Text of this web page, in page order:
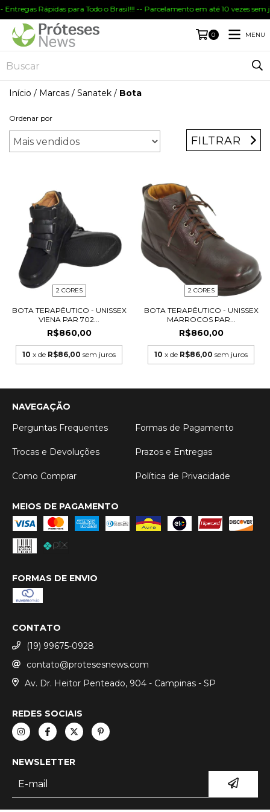
Rápidas para Todo o Brasil!!! -- Parcelamento em até 10 vezes sem
0 MENU
Início / Marcas / Sanatek / Bota
Ordenar por
FILTRAR
2 CORES
BOTA TERAPÊUTICO - UNISSEX
VIENA PAR 702...
R$860,00
10 x de R$86,00 sem juros
2 CORES
BOTA TERAPÊUTICO - UNISSEX
MARROCOS PAR...
R$860,00
10 x de R$86,00 sem juros
NAVEGAÇÃO
Perguntas Frequentes
Formas de Pagamento
Trocas e Devoluções Prazos e Entregas
Como Comprar Política de Privacidade
MEIOS DE PAGAMENTO
FORMAS DE ENVIO
CONTATO
(19) 99675-0928
contato@protesesnews.com
Av. Dr. Heitor Penteado, 904 - Campinas - SP
REDES SOCIAIS
NEWSLETTER